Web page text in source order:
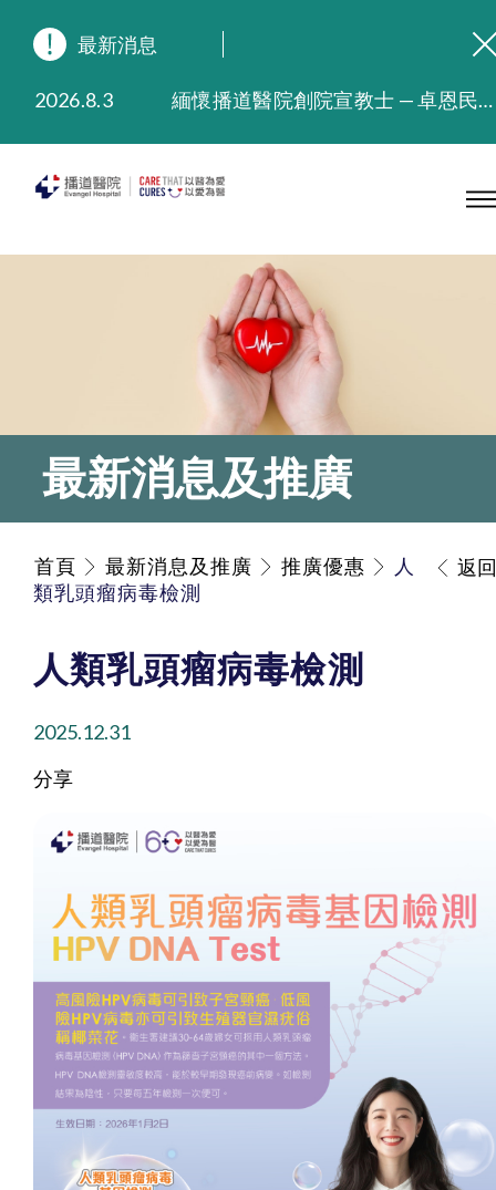
最新消息
2026.8.3
緬懷播道醫院創院宣教士 — 卓恩民醫生香港追思會
2025.9.23
本院在暴雨或颱風警告信號 (包括黑色暴雨及8號或以上熱帶氣旋警告信號) 下，仍會維持有限度服務。如有查詢，可致電2711 5222。
2025.7.21
播道醫院手機App已推出查閱病歷記錄及求診資料功能，請即下載
最新消息及推廣
首頁 最新消息及推廣 推廣優惠
人
類乳頭瘤病毒檢測
返回
人類乳頭瘤病毒檢測
2025.12.31
分享